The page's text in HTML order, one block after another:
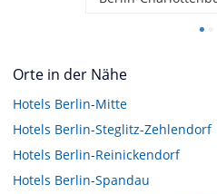
Orte in der Nähe
Hotels Berlin-Mitte
Hotels Berlin-Steglitz-Zehlendorf
Hotels Berlin-Reinickendorf
Hotels Berlin-Spandau